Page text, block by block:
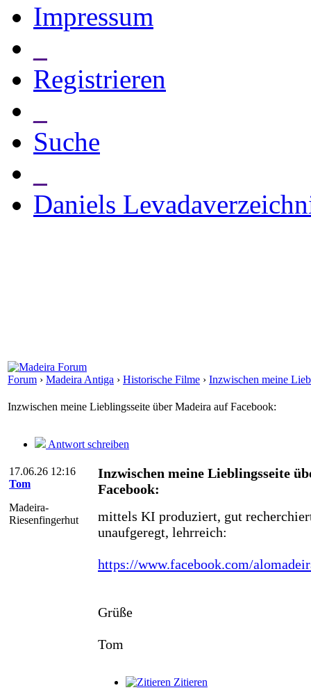
Impressum
Registrieren
Suche
Daniels
Forum › Madeira Antiga › Historische Filme › Inzwischen meine
Inzwischen meine Lieblingsseite über Madeira auf Facebook:
Antwort schreiben
17.06.26 12:16
Tom
Madeira-
Riesenfingerhut
Inzwischen meine Lieblingsseite
Facebook:
mittels KI produziert, gut
unaufgeregt, lehrreich:
https://www.facebook.com/
Grüße
Tom
Zitieren